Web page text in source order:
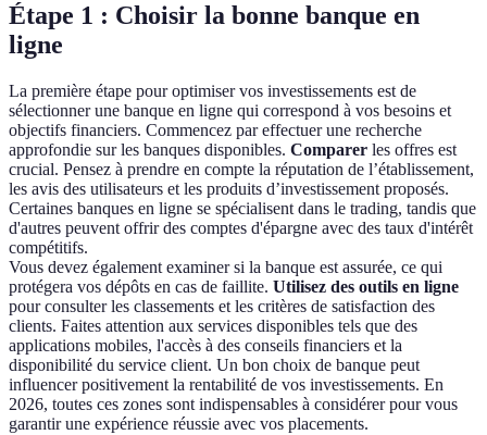
Étape 1 : Choisir la bonne banque en
ligne
La première étape pour optimiser vos investissements est de
sélectionner une banque en ligne qui correspond à vos besoins et
objectifs financiers. Commencez par effectuer une recherche
approfondie sur les banques disponibles. Comparer les offres est
crucial. Pensez à prendre en compte la réputation de l’établissement,
les avis des utilisateurs et les produits d’investissement proposés.
Certaines banques en ligne se spécialisent dans le trading, tandis que
d'autres peuvent offrir des comptes d'épargne avec des taux d'intérêt
compétitifs.
Vous devez également examiner si la banque est assurée, ce qui
protégera vos dépôts en cas de faillite. Utilisez des outils en ligne
pour consulter les classements et les critères de satisfaction des
clients. Faites attention aux services disponibles tels que des
applications mobiles, l'accès à des conseils financiers et la
disponibilité du service client. Un bon choix de banque peut
influencer positivement la rentabilité de vos investissements. En
2026, toutes ces zones sont indispensables à considérer pour vous
garantir une expérience réussie avec vos placements.